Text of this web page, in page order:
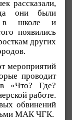
рассказали,
они были
в школе и
появились
других
мероприятий
проводит
«Что? Где?
работе.
обвинений
МАК ЧГК.